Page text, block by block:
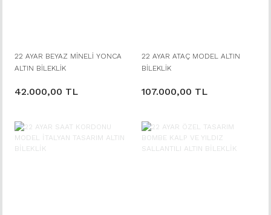
22 AYAR BEYAZ MİNELİ YONCA
ALTIN BİLEKLİK
42.000,00 TL
22 AYAR ATAÇ MODEL ALTIN
BİLEKLİK
107.000,00 TL